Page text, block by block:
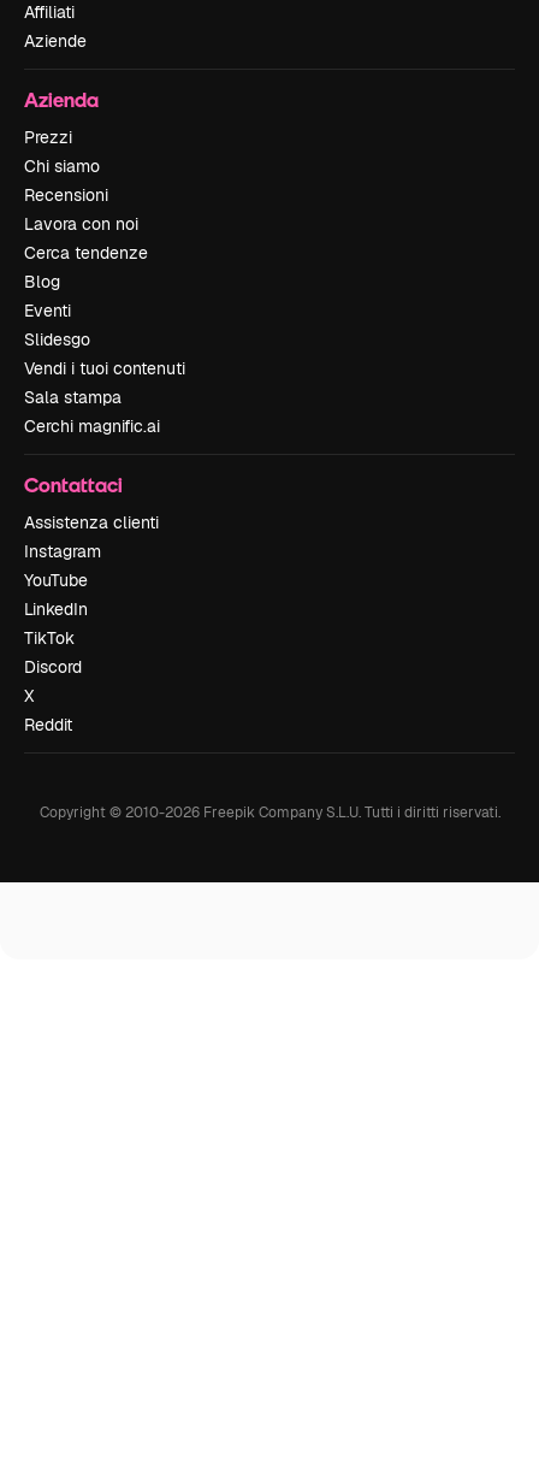
Affiliati
Aziende
Azienda
Prezzi
Chi siamo
Recensioni
Lavora con noi
Cerca tendenze
Blog
Eventi
Slidesgo
Vendi i tuoi contenuti
Sala stampa
Cerchi magnific.ai
Contattaci
Assistenza clienti
Instagram
YouTube
LinkedIn
TikTok
Discord
X
Reddit
Copyright © 2010-2026Freepik Company S.L.U. Tutti i diritti riservati.